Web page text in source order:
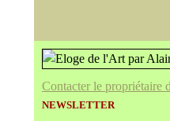
Contacter le propriétaire
NEWSLETTER